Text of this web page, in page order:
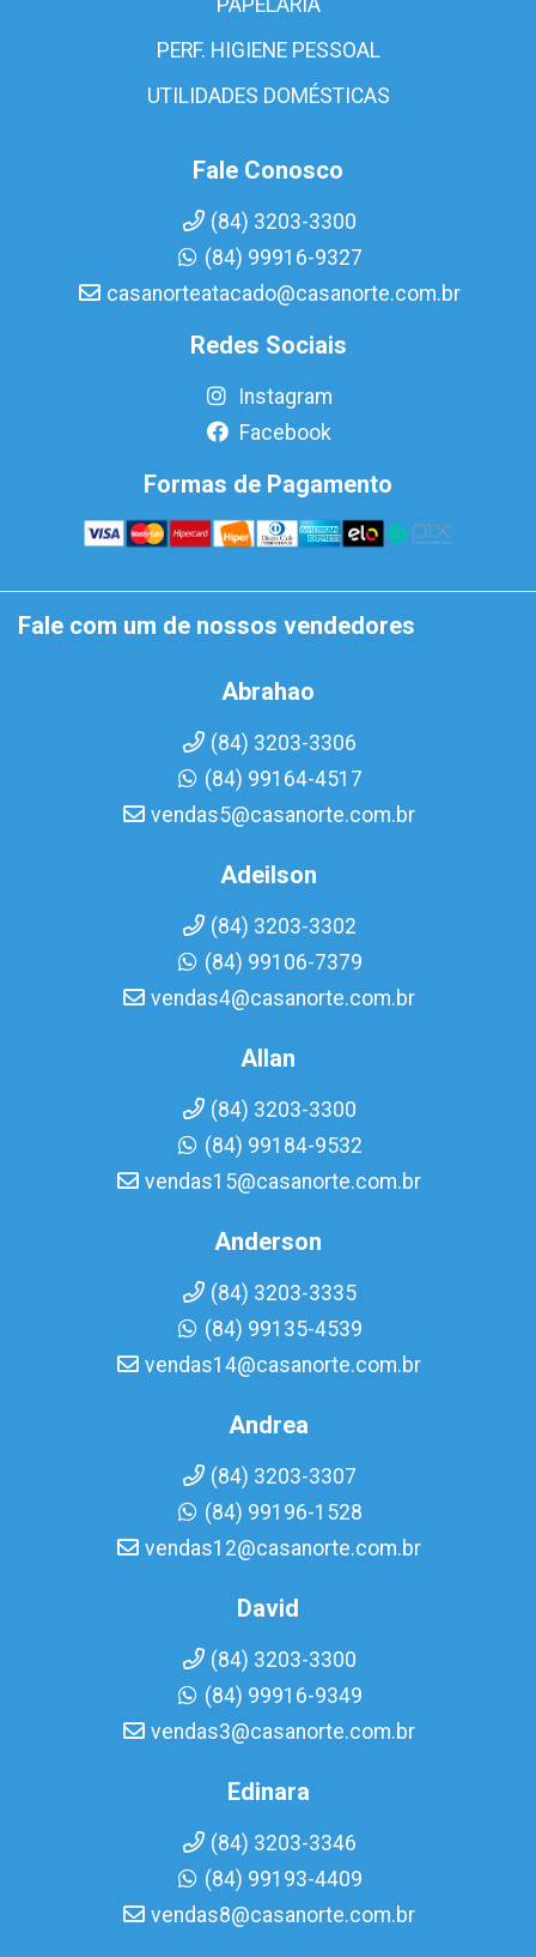
PAPELARIA
PERF. HIGIENE PESSOAL
UTILIDADES DOMÉSTICAS
Fale Conosco
(84) 3203-3300
(84) 99916-9327
casanorteatacado@casanorte.com.br
Redes Sociais
Instagram
Facebook
Formas de Pagamento
Fale com um de nossos vendedores
Abrahao
(84) 3203-3306
(84) 99164-4517
vendas5@casanorte.com.br
Adeilson
(84) 3203-3302
(84) 99106-7379
vendas4@casanorte.com.br
Allan
(84) 3203-3300
(84) 99184-9532
vendas15@casanorte.com.br
Anderson
(84) 3203-3335
(84) 99135-4539
vendas14@casanorte.com.br
Andrea
(84) 3203-3307
(84) 99196-1528
vendas12@casanorte.com.br
David
(84) 3203-3300
(84) 99916-9349
vendas3@casanorte.com.br
Edinara
(84) 3203-3346
(84) 99193-4409
vendas8@casanorte.com.br